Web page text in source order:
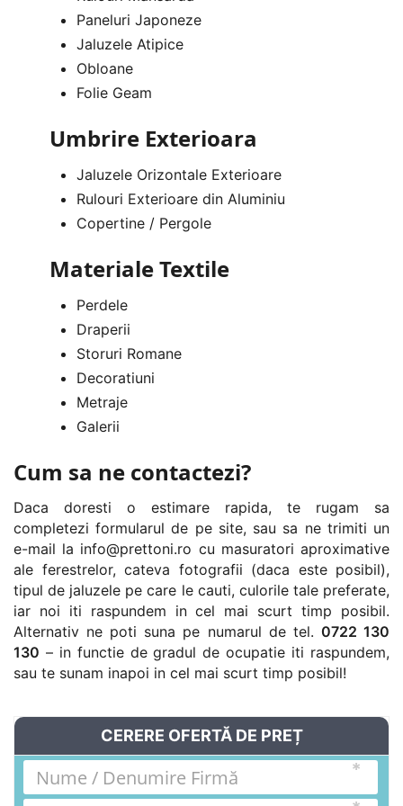
Paneluri Japoneze
Jaluzele Atipice
Obloane
Folie Geam
Umbrire Exterioara
Jaluzele Orizontale Exterioare
Rulouri Exterioare din Aluminiu
Copertine / Pergole
Materiale Textile
Perdele
Draperii
Storuri Romane
Decoratiuni
Metraje
Galerii
Cum sa ne contactezi?
Daca doresti o estimare rapida, te rugam sa
completezi formularul de pe site, sau sa ne trimiti un
e-mail la info@prettoni.ro cu masuratori aproximative
ale ferestrelor, cateva fotografii (daca este posibil),
tipul de jaluzele pe care le cauti, culorile tale preferate,
iar noi iti raspundem in cel mai scurt timp posibil.
Alternativ ne poti suna pe numarul de tel. 0722 130
130 – in functie de gradul de ocupatie iti raspundem,
sau te sunam inapoi in cel mai scurt timp posibil!
CERERE OFERTĂ DE PREȚ